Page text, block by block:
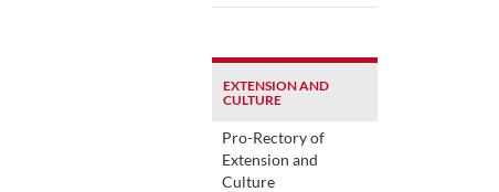
EXTENSION AND
CULTURE
Pro-Rectory of
Extension and
Culture